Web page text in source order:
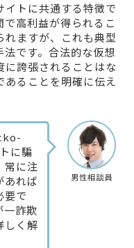
イトに共通する特徴で
高利益が得られるこ
れますが、これも典型
です。合法的な仮想
に誇張されることはな
あることを明確に伝え
男性相談員
に騙
常に注
あれば
要で
一詐欺
しく解